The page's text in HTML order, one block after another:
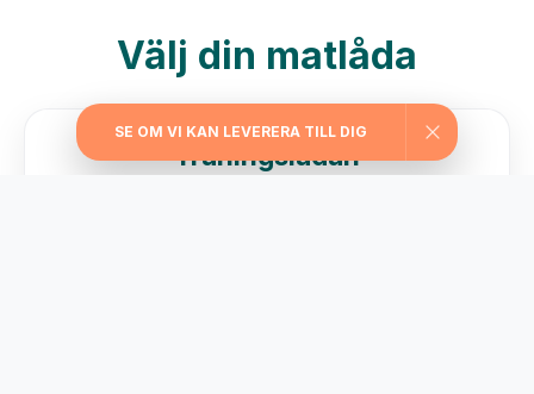
Välj din matlåda
Träningslådan
SE OM VI KAN LEVERERA TILL DIG